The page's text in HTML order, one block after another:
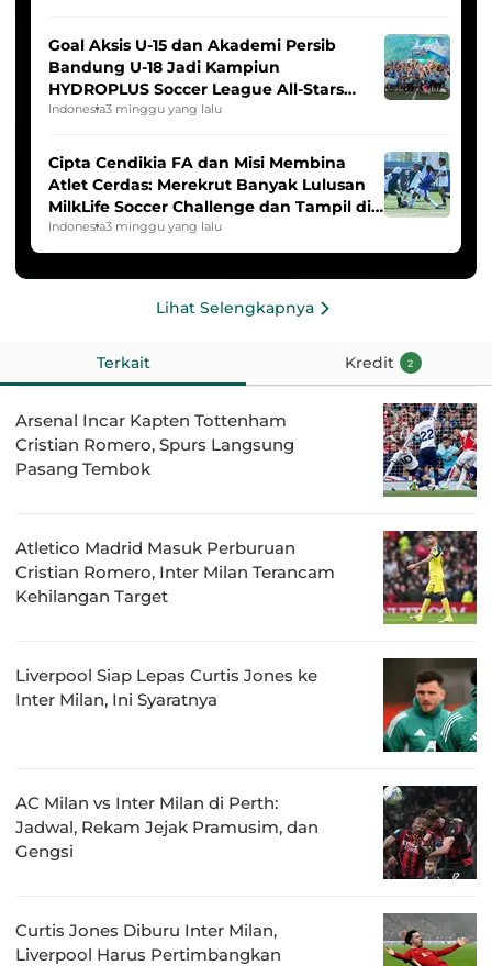
Goal Aksis U-15 dan Akademi Persib
Bandung U-18 Jadi Kampiun
HYDROPLUS Soccer League All-Stars
2025/2026
Indonesia3 minggu yang lalu
Cipta Cendikia FA dan Misi Membina
Atlet Cerdas: Merekrut Banyak Lulusan
MilkLife Soccer Challenge dan Tampil di
HYDROPLUS Soccer League
Indonesia3 minggu yang lalu
Lihat Selengkapnya
Terkait Kredit 2
Arsenal Incar Kapten Tottenham
Cristian Romero, Spurs Langsung
Pasang Tembok
Atletico Madrid Masuk Perburuan
Cristian Romero, Inter Milan Terancam
Kehilangan Target
Liverpool Siap Lepas Curtis Jones ke
Inter Milan, Ini Syaratnya
AC Milan vs Inter Milan di Perth:
Jadwal, Rekam Jejak Pramusim, dan
Gengsi
Curtis Jones Diburu Inter Milan,
Liverpool Harus Pertimbangkan